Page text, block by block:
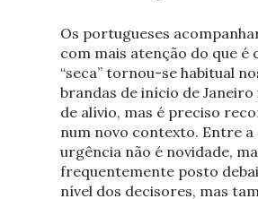
Os portugueses
com mais atenção do que é
“seca” tornou-se habitual
brandas de início de
de alívio, mas é preciso
num novo contexto. Entre
urgência não é novidade,
frequentemente posto
nível dos decisores, mas